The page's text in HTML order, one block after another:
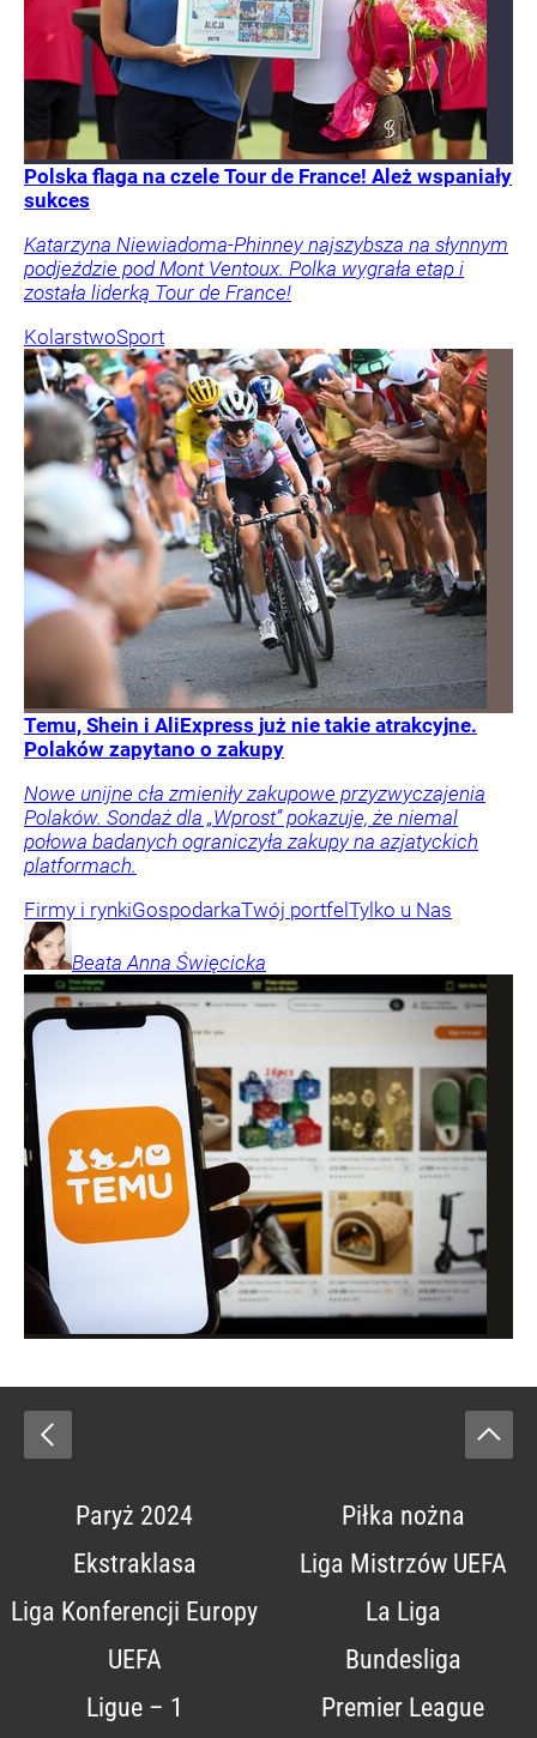
Polska flaga na czele Tour de France! Ależ wspaniały
sukces
Katarzyna Niewiadoma-Phinney najszybsza na słynnym
podjeździe pod Mont Ventoux. Polka wygrała etap i
została liderką Tour de France!
KolarstwoSport
Temu, Shein i AliExpress już nie takie atrakcyjne.
Polaków zapytano o zakupy
Nowe unijne cła zmieniły zakupowe przyzwyczajenia
Polaków. Sondaż dla „Wprost” pokazuje, że niemal
połowa badanych ograniczyła zakupy na azjatyckich
platformach.
Firmy i rynkiGospodarkaTwój portfelTylko u Nas
Beata Anna Święcicka
Paryż 2024
Piłka nożna
Ekstraklasa
Liga Mistrzów UEFA
Liga Konferencji Europy
UEFA
La Liga
Bundesliga
Ligue – 1
Premier League